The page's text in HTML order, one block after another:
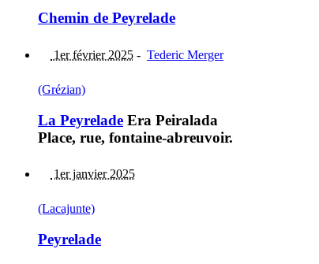
Chemin de Peyrelade
1er février 2025 - Tederic Merger
(Grézian)
La Peyrelade Era Peiralada
Place, rue, fontaine-abreuvoir.
1er janvier 2025
(Lacajunte)
Peyrelade